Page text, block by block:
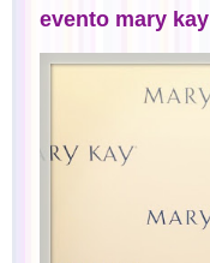
evento mary kay